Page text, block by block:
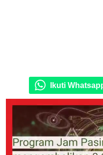
Ikuti